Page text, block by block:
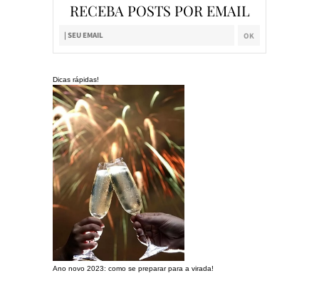
RECEBA POSTS POR EMAIL
Dicas rápidas!
Ano novo 2023: como se preparar para a virada!